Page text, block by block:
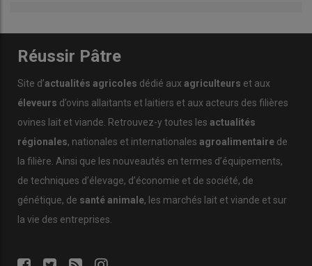
Réussir Pâtre
Site d’actualités agricoles dédié aux agriculteurs et aux
éleveurs d’ovins allaitants et laitiers et aux acteurs des filières
ovines lait et viande. Retrouvez-y toutes les actualités
régionales, nationales et internationales agroalimentaire de
la filière. Ainsi que les nouveautés en termes d’équipements,
de techniques d’élevage, d’économie et de société, de
génétique, de santé animale, les marchés lait et viande et sur
la vie des entreprises.